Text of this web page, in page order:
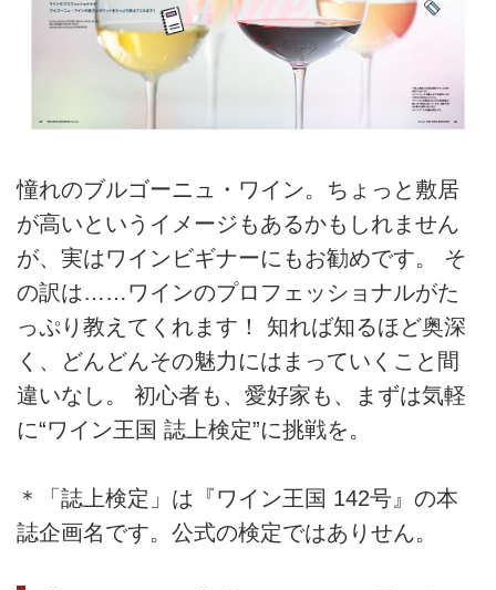
憧れのブルゴーニュ・ワイン。ちょっと敷居
が高いというイメージもあるかもしれません
が、実はワインビギナーにもお勧めです。 そ
の訳は……ワインのプロフェッショナルがた
っぷり教えてくれます！ 知れば知るほど奥深
く、どんどんその魅力にはまっていくこと間
違いなし。 初心者も、愛好家も、まずは気軽
に“ワイン王国 誌上検定”に挑戦を。
＊「誌上検定」は『ワイン王国 142号』の本
誌企画名です。公式の検定ではありせん。